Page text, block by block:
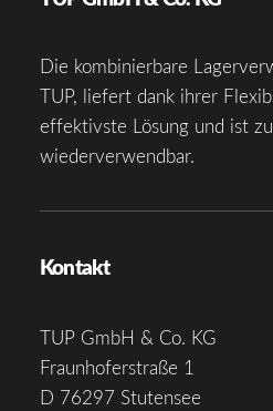
Richtlinie
zu
Richtlinie
zu
Die kombinierbare
TUP, liefert dank ihrer
effektivste Lösung und ist
wiederverwendbar.
Kontakt
TUP GmbH & Co. KG
Fraunhoferstraße 1
D 76297 Stutensee